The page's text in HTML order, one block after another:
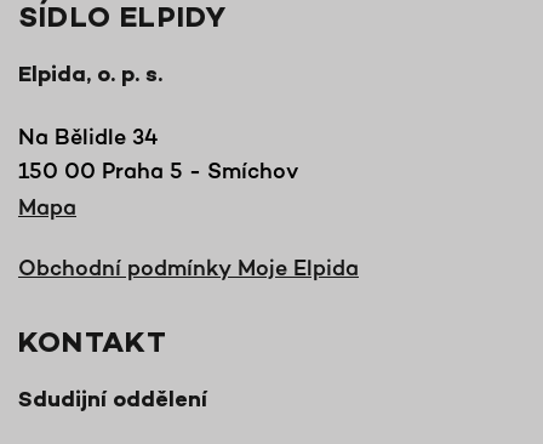
SÍDLO ELPIDY
Elpida, o. p. s.
Na Bělidle 34
150 00 Praha 5 - Smíchov
Mapa
Obchodní podmínky Moje Elpida
KONTAKT
Sdudijní oddělení